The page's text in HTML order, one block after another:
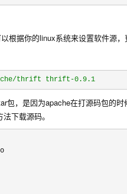
根据你的linux系统来设置软件源，
thrift thrift-0.9.1
，是因为apache在打源码包的时
下载源码。